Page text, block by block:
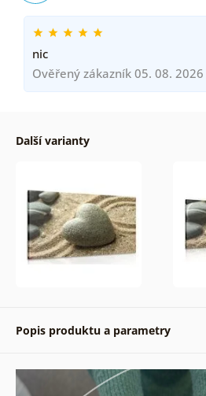
nic
Ověřený zákazník 05. 08. 2026
Další varianty
Popis produktu a parametry